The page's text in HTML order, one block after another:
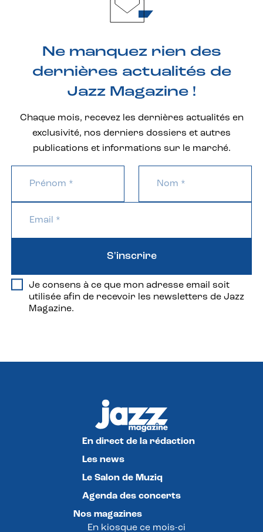
Ne manquez rien des
dernières actualités de
Jazz Magazine !
Chaque mois, recevez les dernières actualités en
exclusivité, nos derniers dossiers et autres
publications et informations sur le marché.
Je consens à ce que mon adresse email soit
utilisée afin de recevoir les newsletters de Jazz
Magazine.
S'inscrire
En direct de la rédaction
Les news
Le Salon de Muziq
Agenda des concerts
Nos magazines
En kiosque ce mois-ci